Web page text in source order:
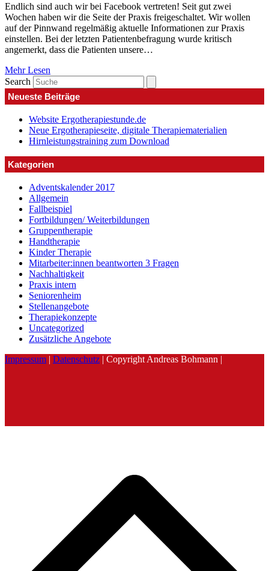
Endlich sind auch wir bei Facebook vertreten! Seit gut zwei
Wochen haben wir die Seite der Praxis freigeschaltet. Wir wollen
auf der Pinnwand regelmäßig aktuelle Informationen zur Praxis
einstellen. Bei der letzten Patientenbefragung wurde kritisch
angemerkt, dass die Patienten unsere…
Mehr Lesen
Search
Neueste Beiträge
Website Ergotherapiestunde.de
Neue Ergotherapieseite, digitale Therapiematerialien
Hirnleistungstraining zum Download
Kategorien
Adventskalender 2017
Allgemein
Fallbeispiel
Fortbildungen/ Weiterbildungen
Gruppentherapie
Handtherapie
Kinder Therapie
Mitarbeiter:innen beantworten 3 Fragen
Nachhaltigkeit
Praxis intern
Seniorenheim
Stellenangebote
Therapiekonzepte
Uncategorized
Zusätzliche Angebote
Impressum | Datenschutz | Copyright Andreas Bohmann |